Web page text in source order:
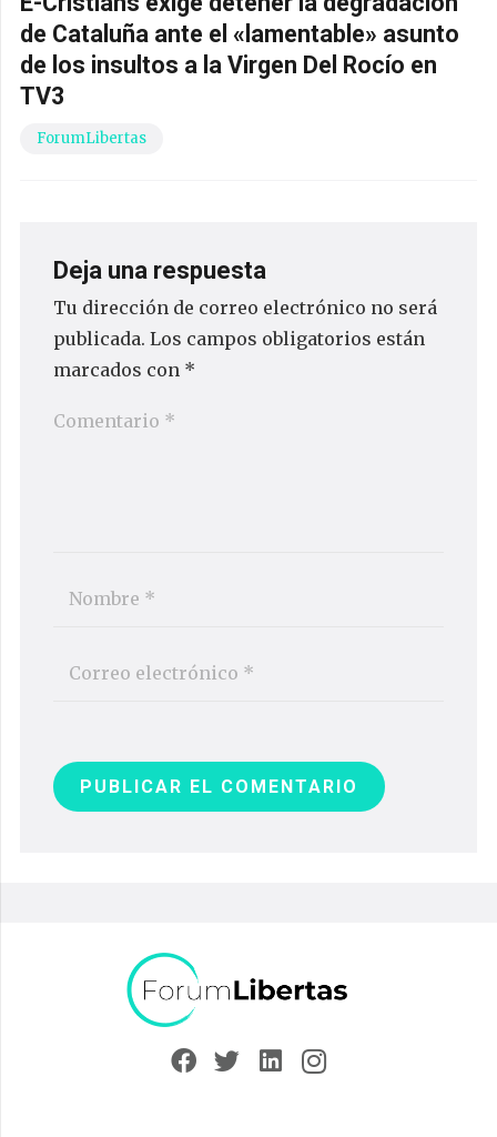
de Cataluña ante el «lamentable» asunto
de los insultos a la Virgen Del Rocío en
TV3
ForumLibertas
Deja una respuesta
Tu dirección de correo electrónico no será
publicada. Los campos obligatorios están
marcados con *
PUBLICAR EL COMENTARIO